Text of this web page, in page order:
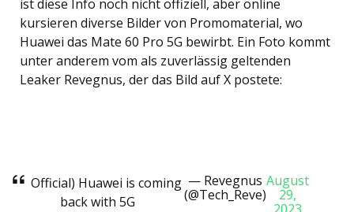
ist diese Info noch nicht offiziell, aber online
kursieren diverse Bilder von Promomaterial, wo
Huawei das Mate 60 Pro 5G bewirbt. Ein Foto kommt
unter anderem vom als zuverlässig geltenden
Leaker Revegnus, der das Bild auf X postete:
Official) Huawei is coming
back with 5G
— Revegnus
(@Tech_Reve)
August
29,